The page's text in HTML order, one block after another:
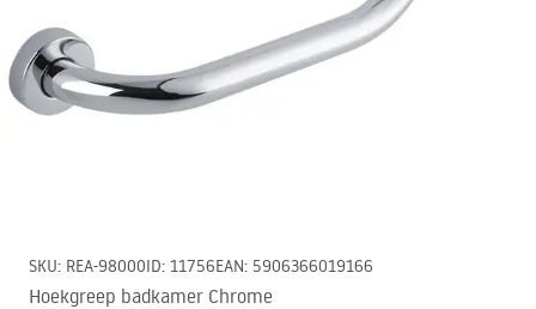
SKU: REA-98000ID: 11756EAN: 5906366019166
Hoekgreep badkamer Chrome